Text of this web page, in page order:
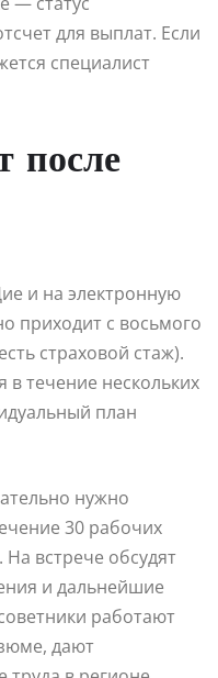
для выплат. Если
специалист
после
и на электронную
приходит с восьмого
страховой стаж).
в течение нескольких
план
нужно
30 рабочих
встрече обсудят
и дальнейшие
работают
дают